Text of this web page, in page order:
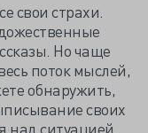
свои страхи.
Но чаще
поток мыслей,
обнаружить,
своих
над ситуацией.